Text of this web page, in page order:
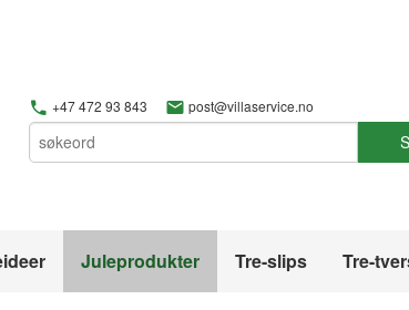
+47 472 93 843 post@villaservice.no
Juleprodukter Tre-slips Tre-